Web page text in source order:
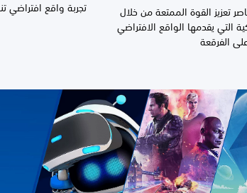
تجربة واقع افتراضي
تعزيز القوة الممتعة من خلال
التي يقدمها الواقع الافتراضي
الفرقعة